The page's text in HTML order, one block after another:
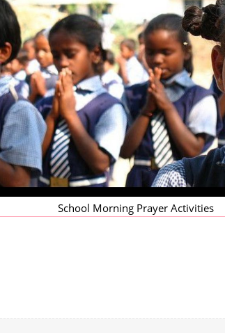
School Morning Prayer Activities